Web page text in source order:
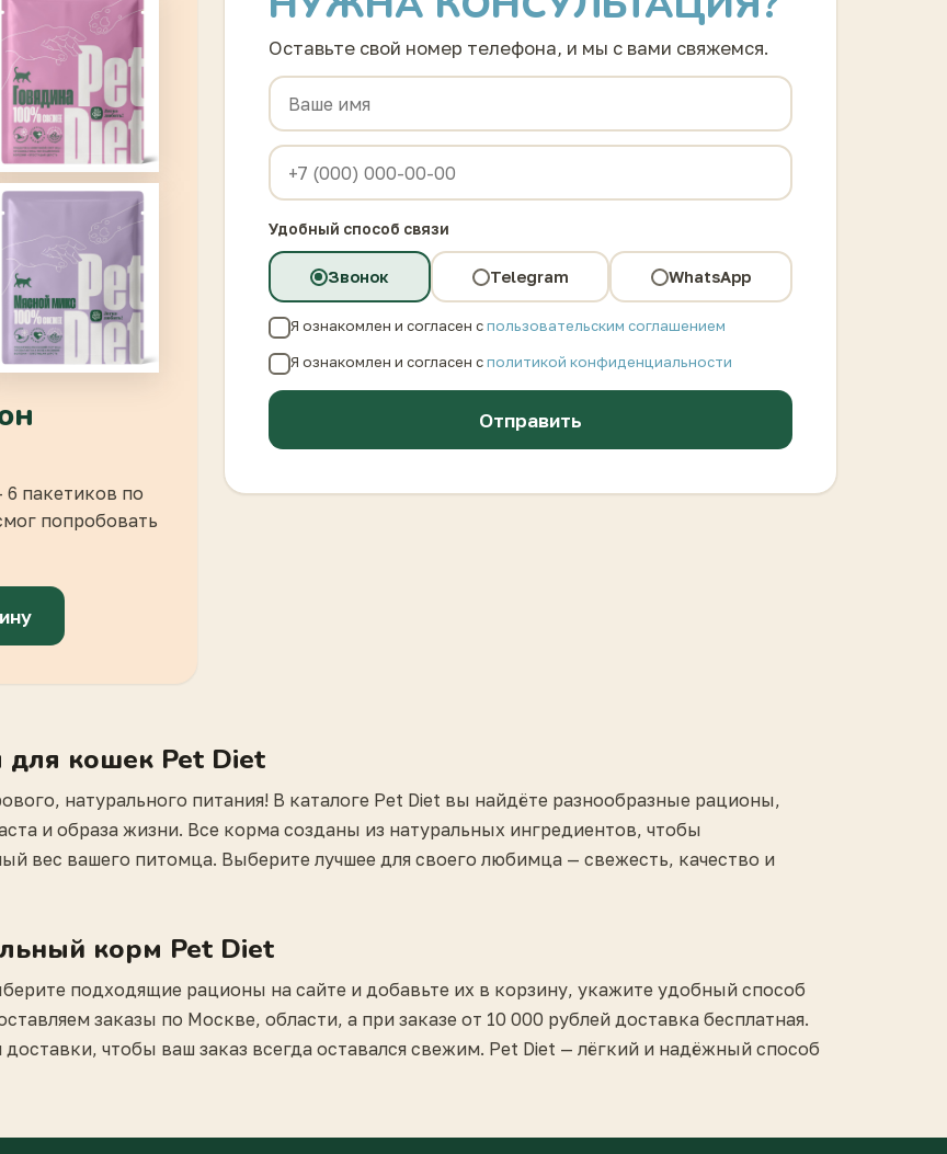
пакетиков по
попробовать
Оставьте свой номер телефона, и мы с вами свяжемся.
Удобный способ связи
Звонок Telegram WhatsApp
Я ознакомлен и согласен спользовательским соглашением
Я ознакомлен и согласен сполитикой конфиденциальности
Отправить
для кошек Pet Diet
натурального питания! В каталоге Pet Diet вы найдёте разнообразные рационы,
и образа жизни. Все корма созданы из натуральных ингредиентов, чтобы
вес вашего питомца. Выберите лучшее для своего любимца — свежесть, качество и
корм Pet Diet
подходящие рационы на сайте и добавьте их в корзину, укажите удобный способ
заказы по Москве, области, а при заказе от 10 000 рублей доставка бесплатная.
чтобы ваш заказ всегда оставался свежим. Pet Diet — лёгкий и надёжный способ